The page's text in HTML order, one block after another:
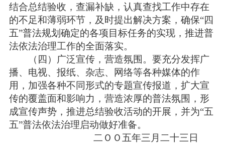
结合总结验收，查漏补缺，认真查找工作中存在
的不足和薄弱环节，及时提出解决方案，确保“四
五”普法规划确定的各项目标任务的实现，推进普
法依法治理工作的全面落实。
（四）广泛宣传，营造氛围。要充分发挥广
播、电视、报纸、杂志、网络等各种媒体的作
用，加强各种不同形式的专题宣传报道，扩大宣
传的覆盖面和影响力，营造浓厚的普法氛围，形
成宣传声势，推进总结验收活动的开展，并为“五
五”普法依法治理启动做好准备。
二ＯＯ五年三月二十三日